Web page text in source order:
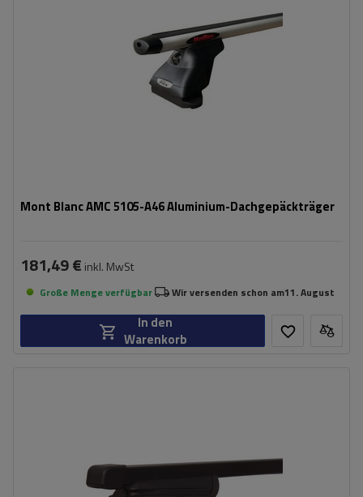
Mont Blanc AMC 5105-A46 Aluminium-Dachgepäckträger
181,49 € inkl. MwSt
Große Menge verfügbar Wir versenden schon am11. August
In den
Warenkorb